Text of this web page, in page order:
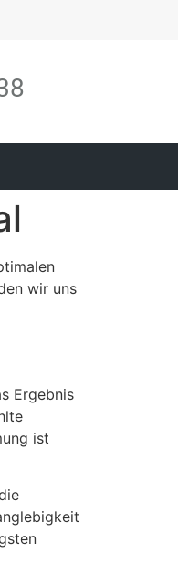
wir uns
Ergebnis
ist